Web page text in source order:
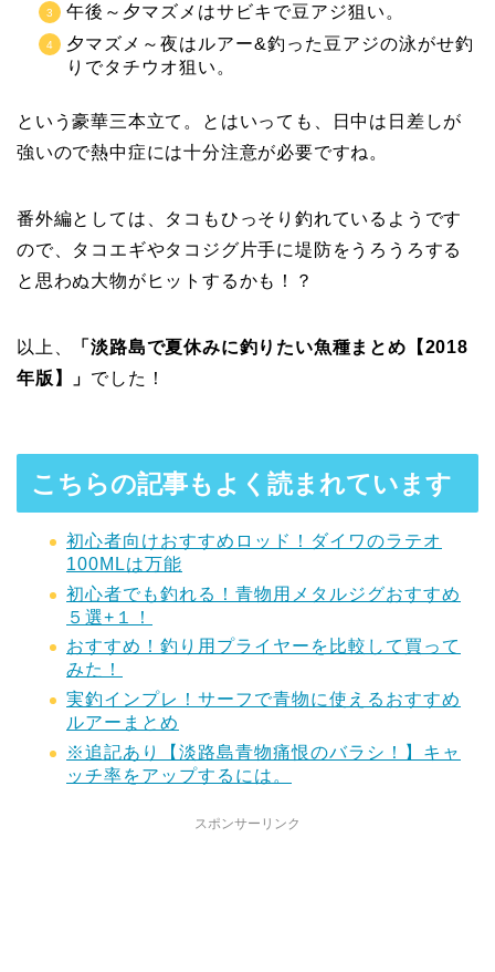
午後～夕マズメはサビキで豆アジ狙い。
夕マズメ～夜はルアー&釣った豆アジの泳がせ釣
りでタチウオ狙い。
という豪華三本立て。とはいっても、日中は日差しが
強いので熱中症には十分注意が必要ですね。
番外編としては、タコもひっそり釣れているようです
ので、タコエギやタコジグ片手に堤防をうろうろする
と思わぬ大物がヒットするかも！？
以上、
「淡路島で夏休みに釣りたい魚種まとめ【2018
年版】」 でした！
こちらの記事もよく読まれています
初心者向けおすすめロッド！ダイワのラテオ
100MLは万能
初心者でも釣れる！青物用メタルジグおすすめ
５選+１！
おすすめ！釣り用プライヤーを比較して買って
みた！
実釣インプレ！サーフで青物に使えるおすすめ
ルアーまとめ
※追記あり【淡路島青物痛恨のバラシ！】キャ
ッチ率をアップするには。
スポンサーリンク